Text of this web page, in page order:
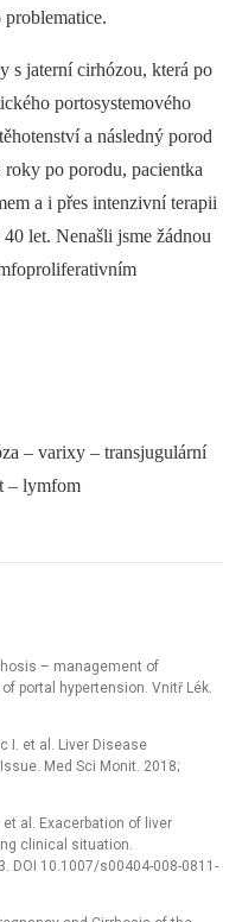
s jaterní cirhózou, která po
portosystemového
a následný porod
po porodu, pacientka
a i přes intenzivní terapii
let. Nenašli jsme žádnou
– varixy – transjugulární
– lymfom
–⁠ management of
portal hypertension. Vnitř Lék.
I. et al. Liver Disease
Med Sci Monit. 2018;
al. Exacerbation of liver
clinical situation.
DOI 10.1007/s00404-008-0811-